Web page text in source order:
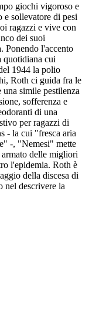
giochi vigoroso e
sollevatore di pesi
ragazzi e vive con
dei suoi
Ponendo l'accento
quotidiana cui
1944 la polio
Roth ci guida fra le
simile pestilenza
sofferenza e
di una
per ragazzi di
- la cui "fresca aria
-, "Nemesi" mette
delle migliori
l'epidemia. Roth è
della discesa di
nel descrivere la